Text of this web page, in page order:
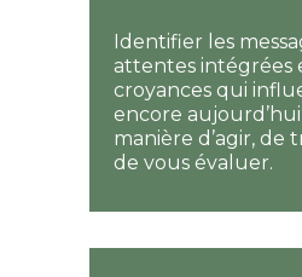
Identifier les
attentes intégrées
croyances qui
encore
manière d’agir, de
de vous évaluer.